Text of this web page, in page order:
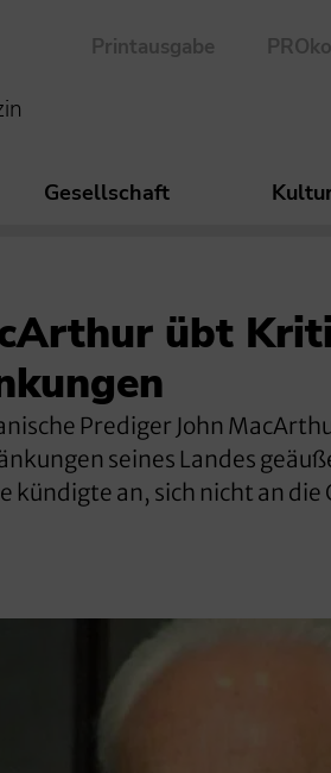
Printausgabe
Gesellschaft
übt
Prediger John
seines Landes
kündigte an, sich nicht an